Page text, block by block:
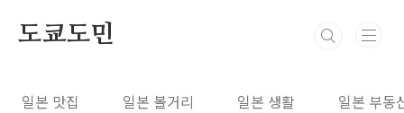
도쿄도민
일본 맛집 일본 볼거리 일본 생활 일본 부동